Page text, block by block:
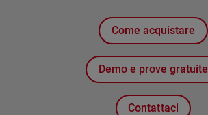
Come acquistare
Demo e prove gratuite
Contattaci